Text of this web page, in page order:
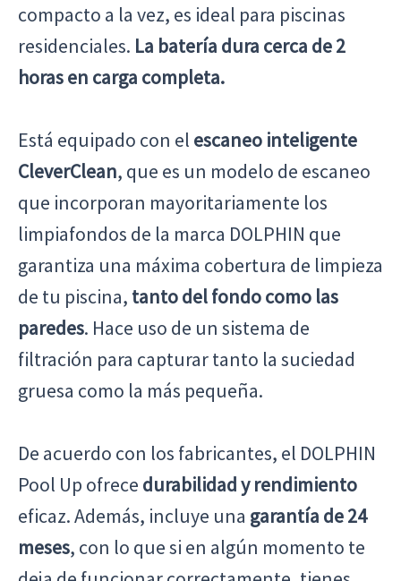
compacto a la vez, es ideal para piscinas
residenciales. La batería dura cerca de 2
horas en carga completa.
Está equipado con el escaneo inteligente
CleverClean, que es un modelo de escaneo
que incorporan mayoritariamente los
limpiafondos de la marca DOLPHIN que
garantiza una máxima cobertura de limpieza
de tu piscina, tanto del fondo como las
paredes. Hace uso de un sistema de
filtración para capturar tanto la suciedad
gruesa como la más pequeña.
De acuerdo con los fabricantes, el DOLPHIN
Pool Up ofrece durabilidad y rendimiento
eficaz. Además, incluye una garantía de 24
meses, con lo que si en algún momento te